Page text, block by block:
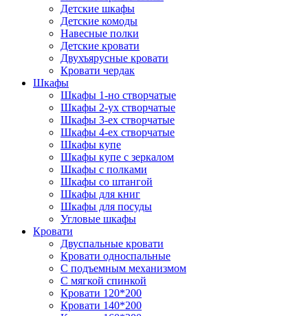
Детские шкафы
Детские комоды
Навесные полки
Детские кровати
Двухъярусные кровати
Кровати чердак
Шкафы
Шкафы 1-но створчатые
Шкафы 2-ух створчатые
Шкафы 3-ех створчатые
Шкафы 4-ех створчатые
Шкафы купе
Шкафы купе с зеркалом
Шкафы с полками
Шкафы со штангой
Шкафы для книг
Шкафы для посуды
Угловые шкафы
Кровати
Двуспальные кровати
Кровати односпальные
С подъемным механизмом
С мягкой спинкой
Кровати 120*200
Кровати 140*200